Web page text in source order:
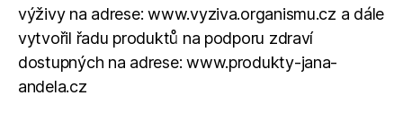
výživy na adrese: www.vyziva.organismu.cz a dále
vytvořil řadu produktů na podporu zdraví
dostupných na adrese: www.produkty-jana-
andela.cz